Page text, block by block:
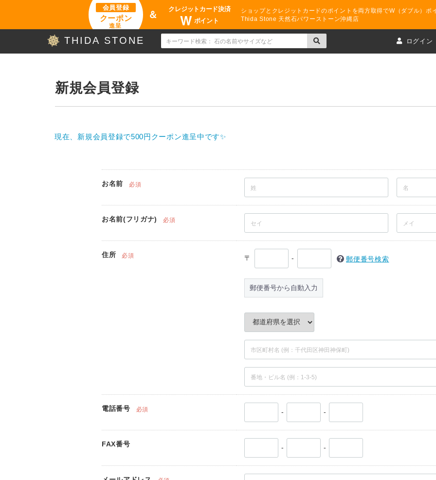
会員登録
クーポン
進呈
＆
クレジットカード決済
W ポイント
ショップとクレジットカードのポイントを両方取得でW（ダブル）ポ
Thida Stone 天然石パワーストーン沖縄店
THIDA STONE ログイン
新規会員登録
現在、新規会員登録で500円クーポン進呈中です✨️
お名前 必須
お名前(フリガナ) 必須
住所 必須 〒 - 郵便番号検索
郵便番号から自動入力
電話番号 必須 - -
FAX番号 - -